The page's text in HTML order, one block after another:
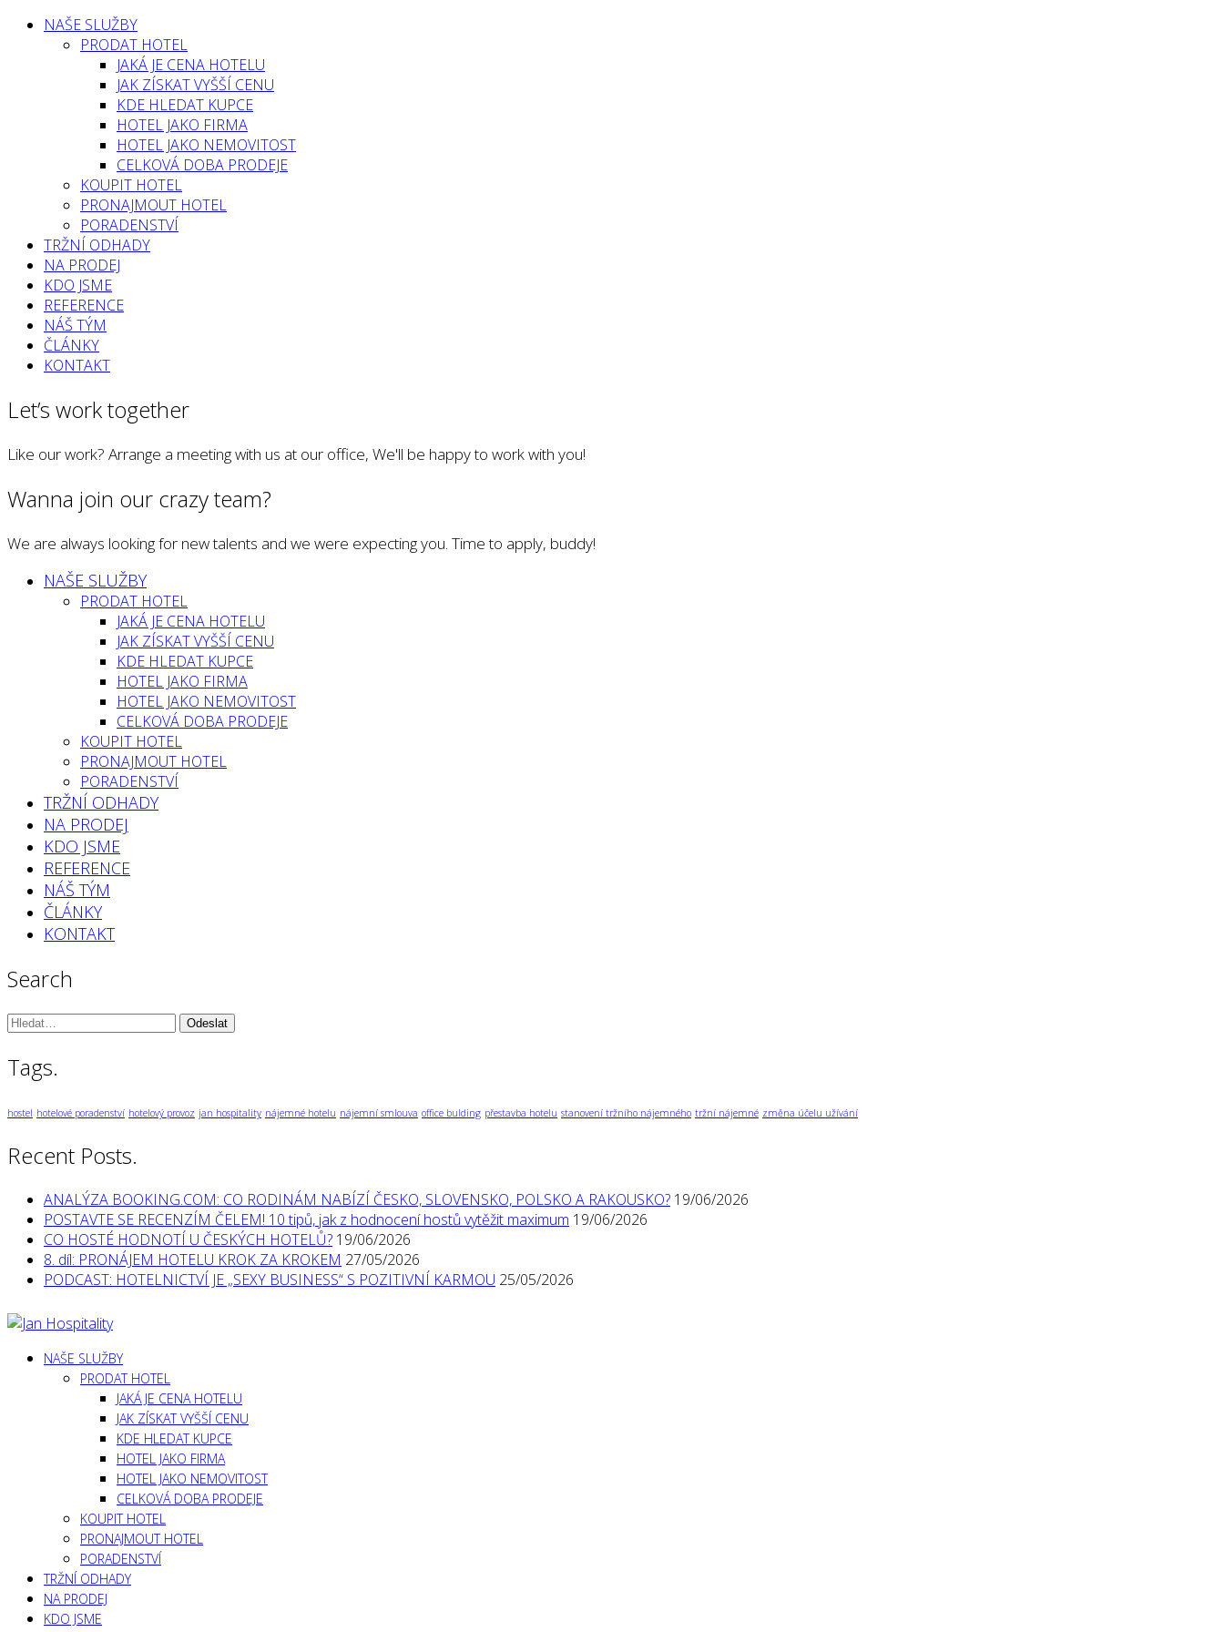
NAŠE SLUŽBY
PRODAT HOTEL
JAKÁ JE CENA HOTELU
JAK ZÍSKAT VYŠŠÍ CENU
KDE HLEDAT KUPCE
HOTEL JAKO FIRMA
HOTEL JAKO NEMOVITOST
CELKOVÁ DOBA PRODEJE
KOUPIT HOTEL
PRONAJMOUT HOTEL
PORADENSTVÍ
TRŽNÍ ODHADY
NA PRODEJ
KDO JSME
REFERENCE
NÁŠ TÝM
ČLÁNKY
KONTAKT
Let’s work together
Like our work? Arrange a meeting with us at our office, We'll be happy to work with you!
Wanna join our crazy team?
We are always looking for new talents and we were expecting you. Time to apply, buddy!
NAŠE SLUŽBY
PRODAT HOTEL
JAKÁ JE CENA HOTELU
JAK ZÍSKAT VYŠŠÍ CENU
KDE HLEDAT KUPCE
HOTEL JAKO FIRMA
HOTEL JAKO NEMOVITOST
CELKOVÁ DOBA PRODEJE
KOUPIT HOTEL
PRONAJMOUT HOTEL
PORADENSTVÍ
TRŽNÍ ODHADY
NA PRODEJ
KDO JSME
REFERENCE
NÁŠ TÝM
ČLÁNKY
KONTAKT
Search
Vyhledávání:
Tags.
hostel hotelové poradenství hotelový provoz jan hospitality nájemné hotelu nájemní smlouva office bulding přestavba hotelu stanovení tržního nájemného tržní nájemné změna účelu užívání
Recent Posts.
ANALÝZA BOOKING.COM: CO RODINÁM NABÍZÍ ČESKO, SLOVENSKO, POLSKO A RAKOUSKO? 19/06/2026
POSTAVTE SE RECENZÍM ČELEM! 10 tipů, jak z hodnocení hostů vytěžit maximum 19/06/2026
CO HOSTÉ HODNOTÍ U ČESKÝCH HOTELŮ? 19/06/2026
8. díl: PRONÁJEM HOTELU KROK ZA KROKEM 27/05/2026
PODCAST: HOTELNICTVÍ JE „SEXY BUSINESS“ S POZITIVNÍ KARMOU 25/05/2026
NAŠE SLUŽBY
PRODAT HOTEL
JAKÁ JE CENA HOTELU
JAK ZÍSKAT VYŠŠÍ CENU
KDE HLEDAT KUPCE
HOTEL JAKO FIRMA
HOTEL JAKO NEMOVITOST
CELKOVÁ DOBA PRODEJE
KOUPIT HOTEL
PRONAJMOUT HOTEL
PORADENSTVÍ
TRŽNÍ ODHADY
NA PRODEJ
KDO JSME